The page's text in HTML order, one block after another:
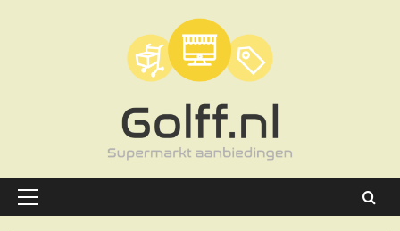
Primair